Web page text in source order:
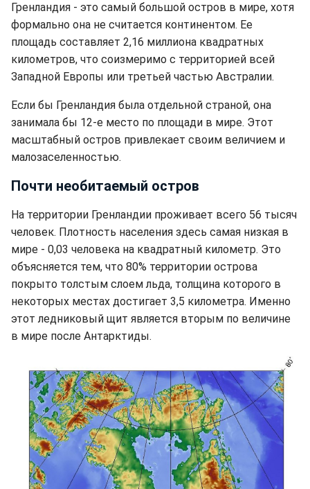
Гренландия - это самый большой остров в мире, хотя
формально она не считается континентом. Ее
площадь составляет 2,16 миллиона квадратных
километров, что соизмеримо с территорией всей
Западной Европы или третьей частью Австралии.
Если бы Гренландия была отдельной страной, она
занимала бы 12-е место по площади в мире. Этот
масштабный остров привлекает своим величием и
малозаселенностью.
Почти необитаемый остров
На территории Гренландии проживает всего 56 тысяч
человек. Плотность населения здесь самая низкая в
мире - 0,03 человека на квадратный километр. Это
объясняется тем, что 80% территории острова
покрыто толстым слоем льда, толщина которого в
некоторых местах достигает 3,5 километра. Именно
этот ледниковый щит является вторым по величине
в мире после Антарктиды.